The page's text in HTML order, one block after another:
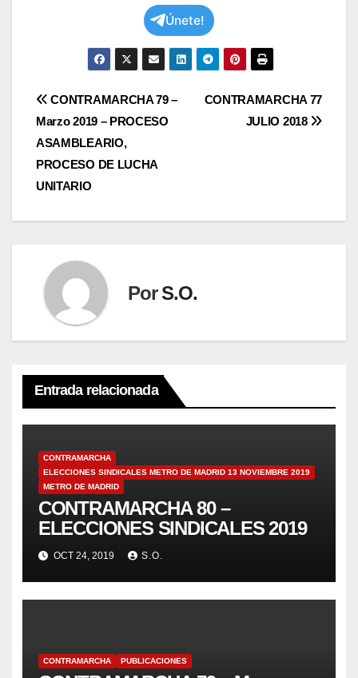
Únete!
Navegación
de
entradas
CONTRAMARCHA 77
JULIO 2018
CONTRAMARCHA 79 –
Marzo 2019 – PROCESO
ASAMBLEARIO,
PROCESO DE LUCHA
UNITARIO
PorS.O.
Entrada relacionada
CONTRAMARCHA
ELECCIONES SINDICALES METRO DE MADRID 13 NOVIEMBRE 2019
METRO DE MADRID
CONTRAMARCHA 80 –
ELECCIONES SINDICALES 2019
OCT 24, 2019 S.O.
CONTRAMARCHA PUBLICACIONES